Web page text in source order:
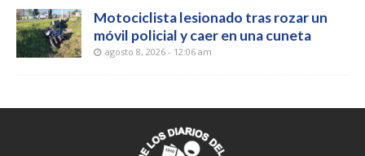
Motociclista lesionado tras rozar un
móvil policial y caer en una cuneta
agosto 8, 2026 - 12:06 am